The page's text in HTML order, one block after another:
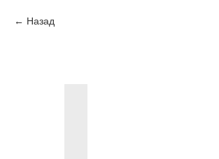
Назад